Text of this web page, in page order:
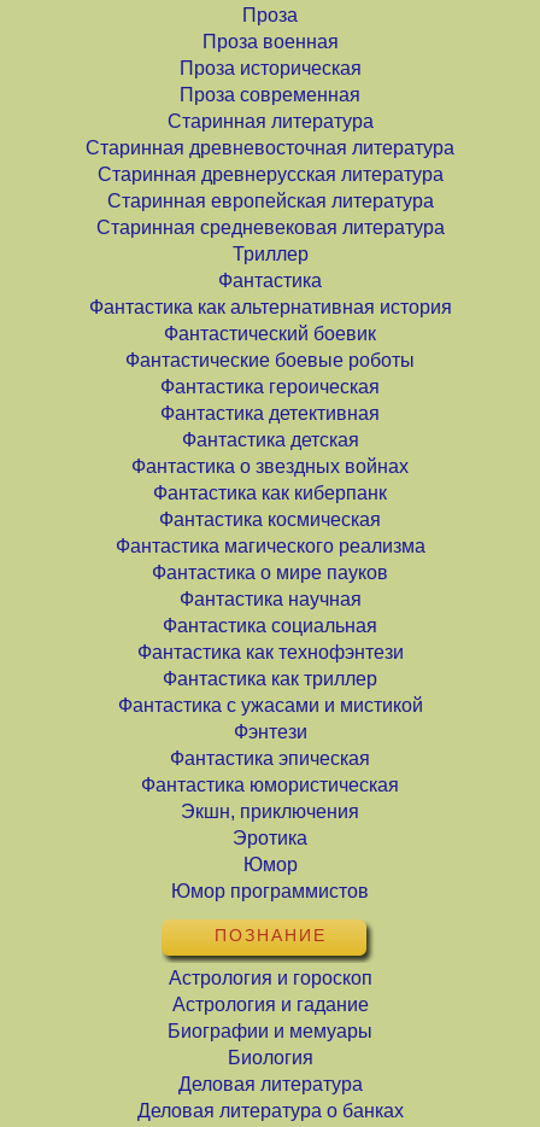
Проза
Проза военная
Проза историческая
Проза современная
Старинная литература
Старинная древневосточная литература
Старинная древнерусская литература
Старинная европейская литература
Старинная средневековая литература
Триллер
Фантастика
Фантастика как альтернативная история
Фантастический боевик
Фантастические боевые роботы
Фантастика героическая
Фантастика детективная
Фантастика детская
Фантастика о звездных войнах
Фантастика как киберпанк
Фантастика космическая
Фантастика магического реализма
Фантастика о мире пауков
Фантастика научная
Фантастика социальная
Фантастика как технофэнтези
Фантастика как триллер
Фантастика с ужасами и мистикой
Фэнтези
Фантастика эпическая
Фантастика юмористическая
Экшн, приключения
Эротика
Юмор
Юмор программистов
ПОЗНАНИЕ
Астрология и гороскоп
Астрология и гадание
Биографии и мемуары
Биология
Деловая литература
Деловая литература о банках